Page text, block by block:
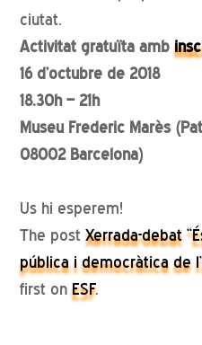
ciutat.
Activitat gratuïta amb
16 d’octubre de 2018
18.30h – 21h
Museu Frederic Marès
08002 Barcelona)
Us hi esperem!
The postXerrada-debat
pública i democràtica de
first onESF.